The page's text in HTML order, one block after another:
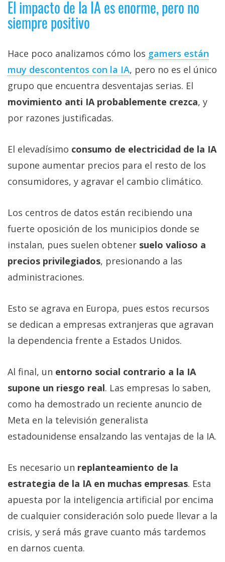
El impacto de la IA es enorme, pero no
siempre positivo
Hace poco analizamos cómo los gamers están
muy descontentos con la IA‎, pero no es el único
grupo que encuentra desventajas serias. El
movimiento anti IA probablemente crezca, y
por razones justificadas.
El elevadísimo consumo de electricidad de la IA
supone aumentar precios para el resto de los
consumidores, y agravar el cambio climático.
Los centros de datos están recibiendo una
fuerte oposición de los municipios donde se
instalan, pues suelen obtener suelo valioso a
precios privilegiados, presionando a las
administraciones.
Esto se agrava en Europa, pues estos recursos
se dedican a empresas extranjeras que agravan
la dependencia frente a Estados Unidos.
Al final, un entorno social contrario a la IA
supone un riesgo real. Las empresas lo saben,
como ha demostrado un reciente anuncio de
Meta en la televisión generalista
estadounidense ensalzando las ventajas de la IA.
Es necesario un replanteamiento de la
estrategia de la IA en muchas empresas. Esta
apuesta por la inteligencia artificial por encima
de cualquier consideración solo puede llevar a la
crisis, y será más grave cuanto más tardemos
en darnos cuenta.